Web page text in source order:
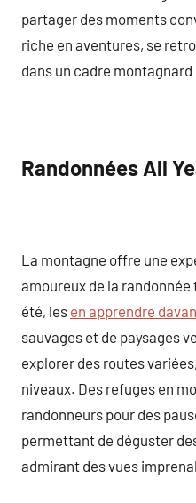
partager des moments
riche en aventures, se
dans un cadre
Randonnées All
La montagne offre une
amoureux de la randonnée
été, les en apprendre
sauvages et de paysages
explorer des routes
niveaux. Des refuges en
randonneurs pour des
permettant de déguster
admirant des vues